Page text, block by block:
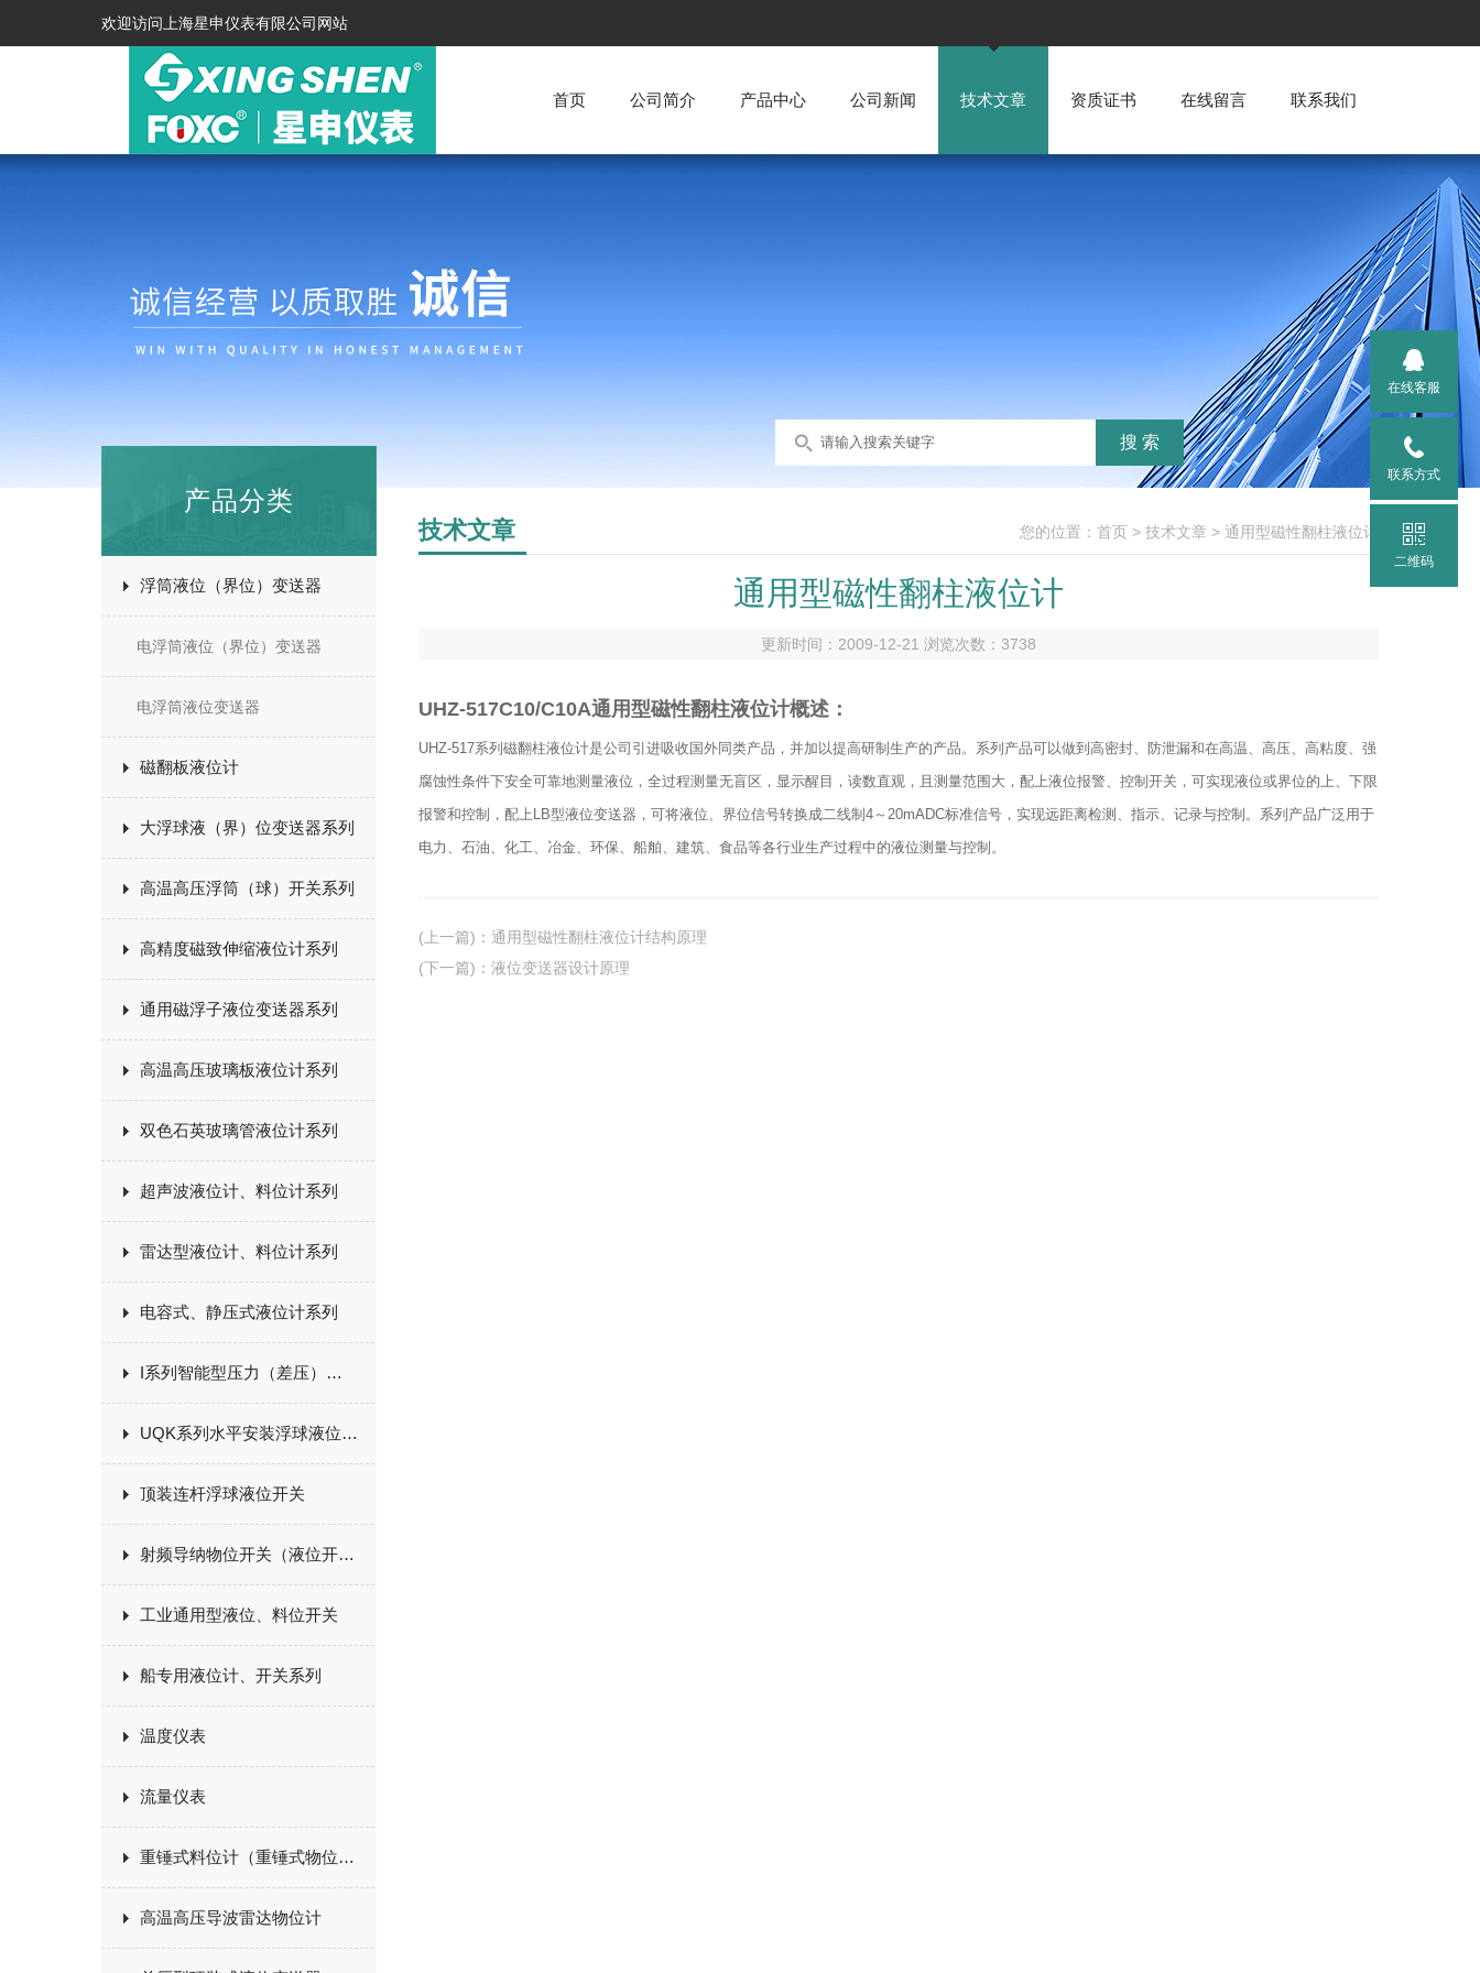
欢迎访问上海星申仪表有限公司网站
首页 公司简介 产品中心 公司新闻 技术文章 资质证书 在线留言 联系我们
产品分类
浮筒液位（界位）变送器
电浮筒液位（界位）变送器
电浮筒液位变送器
磁翻板液位计
大浮球液（界）位变送器系列
高温高压浮筒（球）开关系列
高精度磁致伸缩液位计系列
通用磁浮子液位变送器系列
高温高压玻璃板液位计系列
双色石英玻璃管液位计系列
超声波液位计、料位计系列
雷达型液位计、料位计系列
电容式、静压式液位计系列
I系列智能型压力（差压）变送器
UQK系列水平安装浮球液位开关
顶装连杆浮球液位开关
射频导纳物位开关（液位开关）
工业通用型液位、料位开关
船专用液位计、开关系列
温度仪表
流量仪表
重锤式料位计（重锤式物位计）
高温高压导波雷达物位计
您的位置： 首页 > 技术文章 > 通用型磁性翻柱液位计
技术文章
通用型磁性翻柱液位计
更新时间：2009-12-21 浏览次数： 3738
UHZ-517C10/C10A通用型磁性翻柱液位计概述：
UHZ-517系列磁翻柱液位计是公司引进吸收国外同类产品，并加以提高研制生产的产品。系列产品可以做到高密封、防泄漏和在高温、高压、高粘度、强
腐蚀性条件下安全可靠地测量液位，全过程测量无盲区，显示醒目，读数直观，且测量范围大，配上液位报警、控制开关，可实现液位或界位的上、下限
报警和控制，配上LB型液位变送器，可将液位、界位信号转换成二线制4～20mADC标准信号，实现远距离检测、指示、记录与控制。系列产品广泛用于
电力、石油、化工、冶金、环保、船舶、建筑、食品等各行业生产过程中的液位测量与控制。
(上一篇) ： 通用型磁性翻柱液位计结构原理
(下一篇) ： 液位变送器设计原理
在线客服
联系方式
二维码